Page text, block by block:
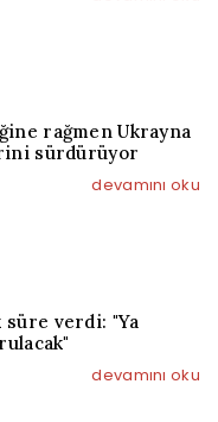
rağmen Ukrayna
sürdürüyor
devamını oku
verdi: "Ya
devamını oku